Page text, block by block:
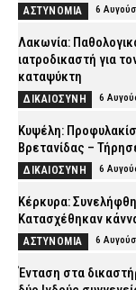
ΑΣΤΥΝΟΜΙΑ 6
Λακωνία:
ιατροδικαστή για
καταψύκτη
ΔΙΚΑΙΟΣΥΝΗ 6
Κυψέλη:
Βρετανίδας –
ΔΙΚΑΙΟΣΥΝΗ 6
Κέρκυρα:
Κατασχέθηκαν
ΑΣΤΥΝΟΜΙΑ 6
Ένταση στα